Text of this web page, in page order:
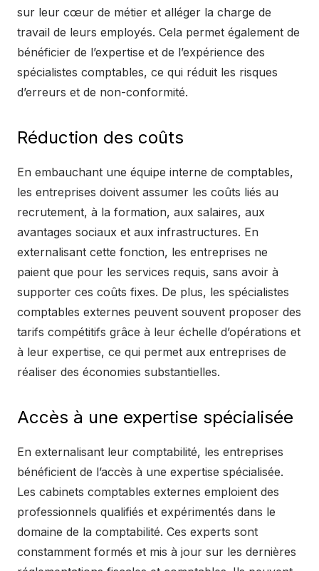
sur leur cœur de métier et alléger la charge de
travail de leurs employés. Cela permet également de
bénéficier de l’expertise et de l’expérience des
spécialistes comptables, ce qui réduit les risques
d’erreurs et de non-conformité.
Réduction des coûts
En embauchant une équipe interne de comptables,
les entreprises doivent assumer les coûts liés au
recrutement, à la formation, aux salaires, aux
avantages sociaux et aux infrastructures. En
externalisant cette fonction, les entreprises ne
paient que pour les services requis, sans avoir à
supporter ces coûts fixes. De plus, les spécialistes
comptables externes peuvent souvent proposer des
tarifs compétitifs grâce à leur échelle d’opérations et
à leur expertise, ce qui permet aux entreprises de
réaliser des économies substantielles.
Accès à une expertise spécialisée
En externalisant leur comptabilité, les entreprises
bénéficient de l’accès à une expertise spécialisée.
Les cabinets comptables externes emploient des
professionnels qualifiés et expérimentés dans le
domaine de la comptabilité. Ces experts sont
constamment formés et mis à jour sur les dernières